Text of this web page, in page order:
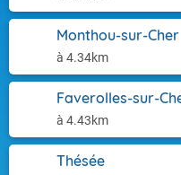
Monthou-sur-Cher
à 4.34km
Faverolles-sur-
à 4.43km
Thésée